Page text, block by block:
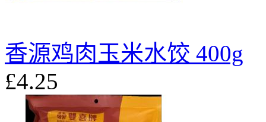
香源鸡肉玉米水饺 400g
£4.25